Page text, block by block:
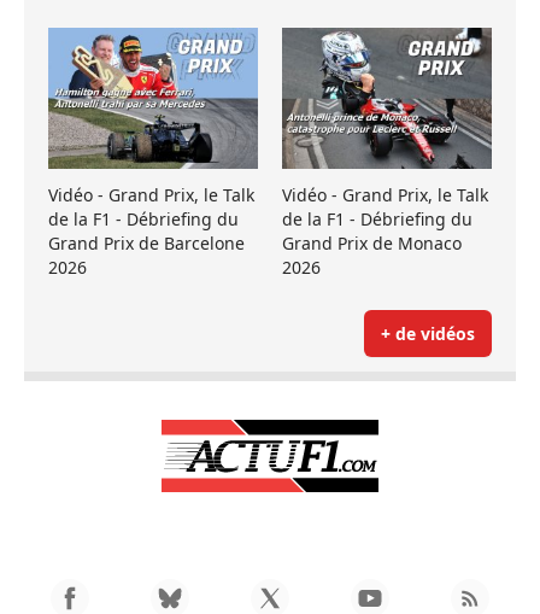
Vidéo - Grand Prix, le Talk
de la F1 - Débriefing du
Grand Prix de Barcelone
2026
Vidéo - Grand Prix, le Talk
de la F1 - Débriefing du
Grand Prix de Monaco
2026
+ de vidéos